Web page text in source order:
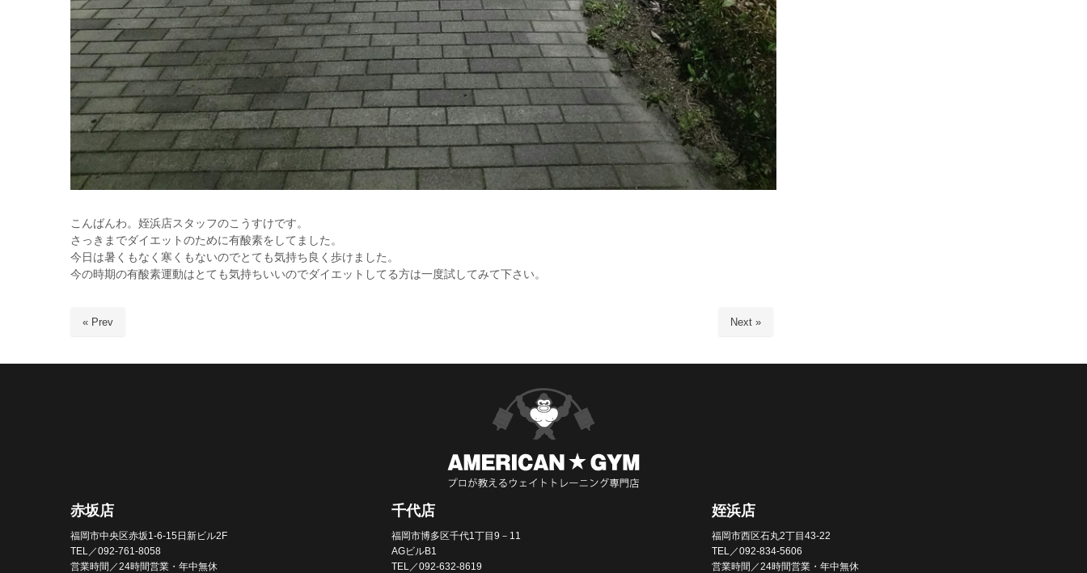
こんばんわ。姪浜店スタッフのこうすけです。
さっきまでダイエットのために有酸素をしてました。
今日は暑くもなく寒くもないのでとても気持ち良く歩けました。
今の時期の有酸素運動はとても気持ちいいのでダイエットしてる方は一度試してみて下さい。
« Prev Next »
赤坂店
福岡市中央区赤坂1-6-15日新ビル2F
TEL／092-761-8058
営業時間／24時間営業・年中無休
千代店
福岡市博多区千代1丁目9－11
AGビルB1
TEL／092-632-8619
姪浜店
福岡市西区石丸2丁目43-22
TEL／092-834-5606
営業時間／24時間営業・年中無休